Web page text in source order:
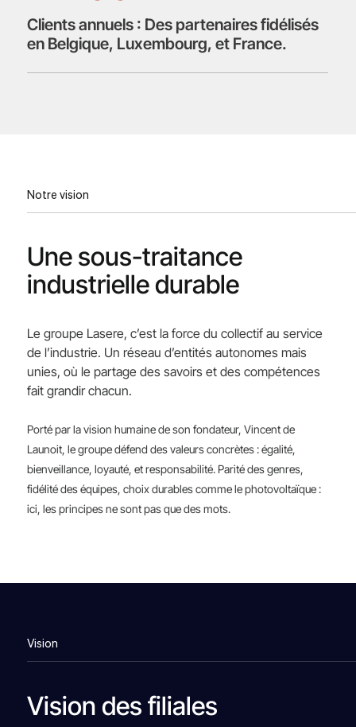
Clients annuels : Des partenaires fidélisés
en Belgique, Luxembourg, et France.
Notre vision
Une sous-traitance
industrielle durable
Le groupe Lasere, c’est la force du collectif au service
de l’industrie. Un réseau d’entités autonomes mais
unies, où le partage des savoirs et des compétences
fait grandir chacun.
Porté par la vision humaine de son fondateur, Vincent de
Launoit, le groupe défend des valeurs concrètes : égalité,
bienveillance, loyauté, et responsabilité. Parité des genres,
fidélité des équipes, choix durables comme le photovoltaïque :
ici, les principes ne sont pas que des mots.
Vision
Vision des filiales